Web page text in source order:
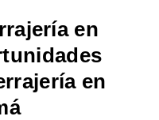
en
en